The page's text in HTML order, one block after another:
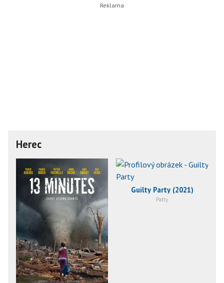
Herec
Guilty Party (2021)
Patty